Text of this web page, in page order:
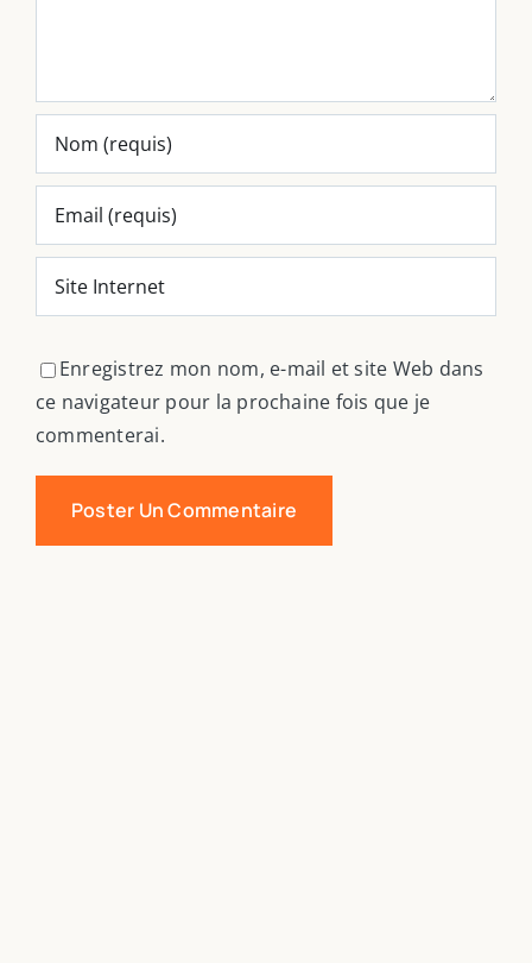
Enregistrez mon nom, e-mail et site Web dans
ce navigateur pour la prochaine fois que je
commenterai.